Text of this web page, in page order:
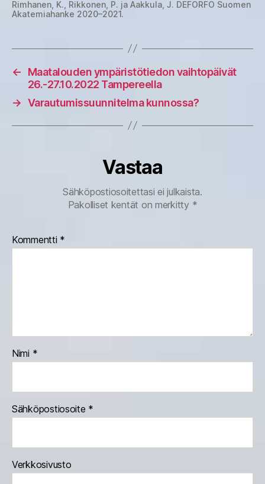
Rimhanen, K., Rikkonen, P. ja Aakkula, J. DEFORFO Suomen
Akatemiahanke 2020–2021.
←
Maatalouden ympäristötiedon vaihtopäivät
26.-27.10.2022 Tampereella
→ Varautumissuunnitelma kunnossa?
Vastaa
Sähköpostiosoitettasi ei julkaista.
Pakolliset kentät on merkitty *
Kommentti *
Nimi *
Sähköpostiosoite *
Verkkosivusto